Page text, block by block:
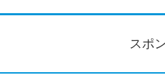
スポ